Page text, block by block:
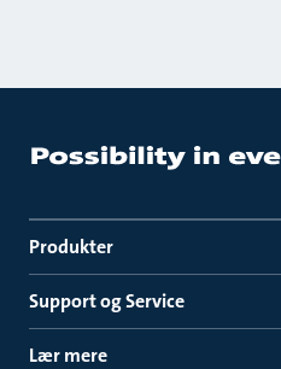
Produkter
Support og Service
Lær mere